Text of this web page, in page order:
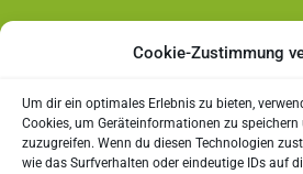
Cookie-Zustimmung
Um dir ein optimales Erlebnis zu bieten,
Cookies, um Geräteinformationen zu
zuzugreifen. Wenn du diesen Technologien
wie das Surfverhalten oder eindeutige IDs auf
Impressum
Datenschutz